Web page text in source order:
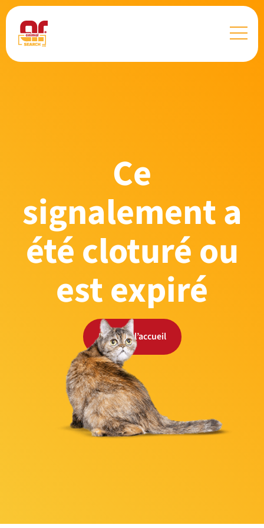
Ce
signalement a
été cloturé ou
est expiré
Retour à l’accueil